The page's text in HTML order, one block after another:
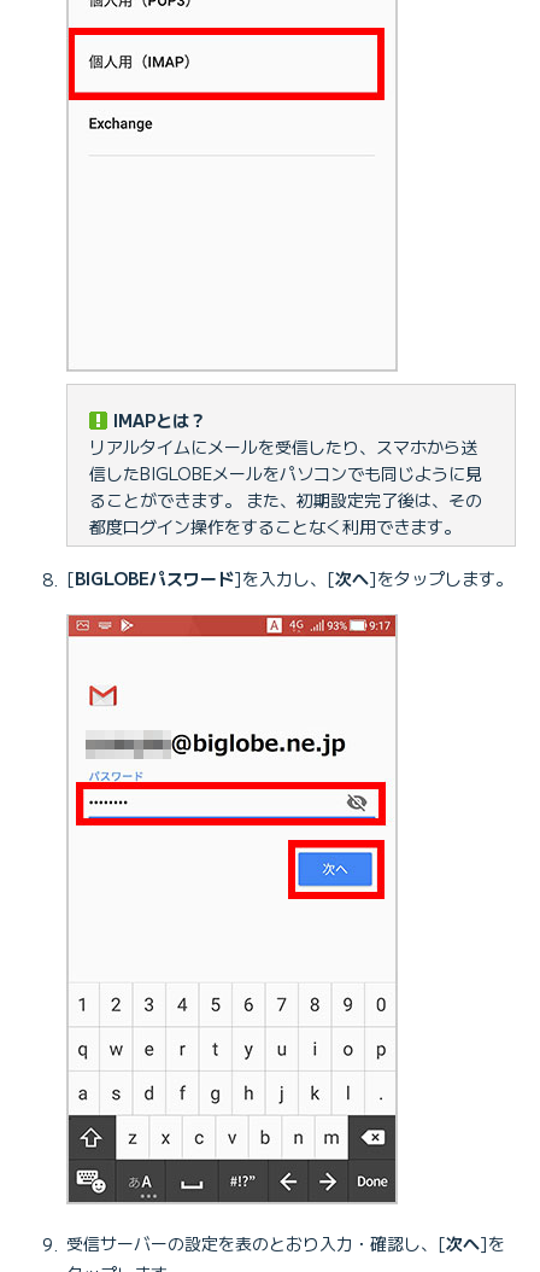
IMAPとは？
リアルタイムにメールを受信したり、スマホから送
信したBIGLOBEメールをパソコンでも同じように見
ることができます。 また、初期設定完了後は、その
都度ログイン操作をすることなく利用できます。
[BIGLOBEパスワード]を入力し、[次へ]をタップします。
受信サーバーの設定を表のとおり入力・確認し、[次へ]を